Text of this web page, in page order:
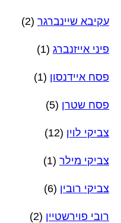
עקיבא שיינברגר (2)
פיני אייזנברג (1)
פסח איידנסון (1)
פסח שטרן (5)
צביקי לוין (12)
צביקי מילר (1)
צביקי רובין (6)
רובי פוירשטיין (2)